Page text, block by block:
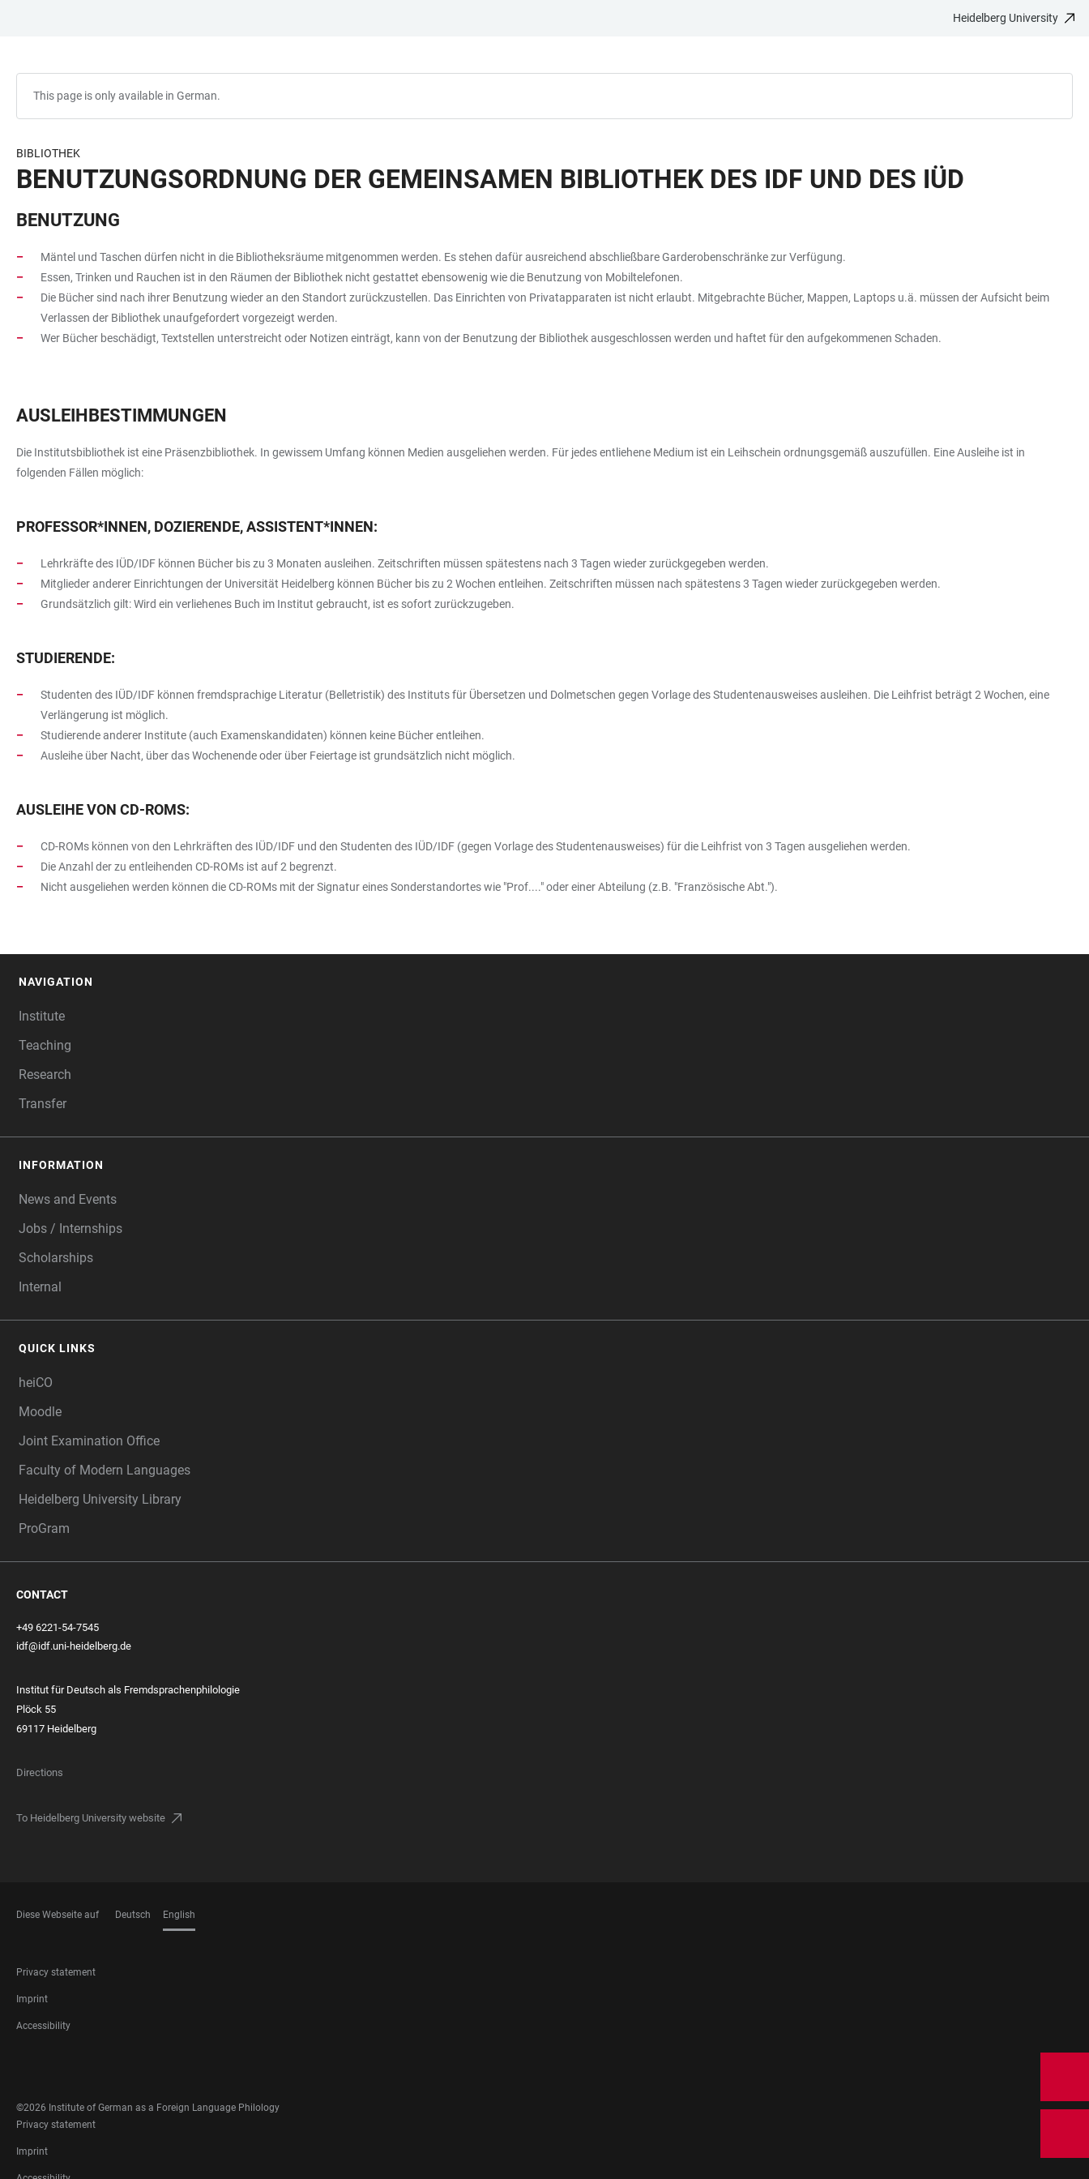
Heidelberg University
This page is only available in German.
BIBLIOTHEK
BENUTZUNGSORDNUNG DER GEMEINSAMEN BIBLIOTHEK DES IDF UND DES IÜD
BENUTZUNG
Mäntel und Taschen dürfen nicht in die Bibliotheksräume mitgenommen werden. Es stehen dafür ausreichend abschließbare Garderobenschränke zur Verfügung.
Essen, Trinken und Rauchen ist in den Räumen der Bibliothek nicht gestattet ebensowenig wie die Benutzung von Mobiltelefonen.
Die Bücher sind nach ihrer Benutzung wieder an den Standort zurückzustellen. Das Einrichten von Privatapparaten ist nicht erlaubt. Mitgebrachte Bücher, Mappen, Laptops u.ä. müssen der Aufsicht beim
Verlassen der Bibliothek unaufgefordert vorgezeigt werden.
Wer Bücher beschädigt, Textstellen unterstreicht oder Notizen einträgt, kann von der Benutzung der Bibliothek ausgeschlossen werden und haftet für den aufgekommenen Schaden.
AUSLEIHBESTIMMUNGEN
Die Institutsbibliothek ist eine Präsenzbibliothek. In gewissem Umfang können Medien ausgeliehen werden. Für jedes entliehene Medium ist ein Leihschein ordnungsgemäß auszufüllen. Eine Ausleihe ist in
folgenden Fällen möglich:
PROFESSOR*INNEN, DOZIERENDE, ASSISTENT*INNEN:
Lehrkräfte des IÜD/IDF können Bücher bis zu 3 Monaten ausleihen. Zeitschriften müssen spätestens nach 3 Tagen wieder zurückgegeben werden.
Mitglieder anderer Einrichtungen der Universität Heidelberg können Bücher bis zu 2 Wochen entleihen. Zeitschriften müssen nach spätestens 3 Tagen wieder zurückgegeben werden.
Grundsätzlich gilt: Wird ein verliehenes Buch im Institut gebraucht, ist es sofort zurückzugeben.
STUDIERENDE:
Studenten des IÜD/IDF können fremdsprachige Literatur (Belletristik) des Instituts für Übersetzen und Dolmetschen gegen Vorlage des Studentenausweises ausleihen. Die Leihfrist beträgt 2 Wochen, eine
Verlängerung ist möglich.
Studierende anderer Institute (auch Examenskandidaten) können keine Bücher entleihen.
Ausleihe über Nacht, über das Wochenende oder über Feiertage ist grundsätzlich nicht möglich.
AUSLEIHE VON CD-ROMS:
CD-ROMs können von den Lehrkräften des IÜD/IDF und den Studenten des IÜD/IDF (gegen Vorlage des Studentenausweises) für die Leihfrist von 3 Tagen ausgeliehen werden.
Die Anzahl der zu entleihenden CD-ROMs ist auf 2 begrenzt.
Nicht ausgeliehen werden können die CD-ROMs mit der Signatur eines Sonderstandortes wie "Prof...." oder einer Abteilung (z.B. "Französische Abt.").
NAVIGATION
Institute
Teaching
Research
Transfer
INFORMATION
News and Events
Jobs / Internships
Scholarships
Internal
QUICK LINKS
heiCO
Moodle
Joint Examination Office
Faculty of Modern Languages
Heidelberg University Library
ProGram
CONTACT
+49 6221-54-7545
idf@idf.uni-heidelberg.de
Institut für Deutsch als Fremdsprachenphilologie
Plöck 55
69117 Heidelberg
Directions
To Heidelberg University website
Diese Webseite auf Deutsch English
FOOTER
LEGAL
Privacy statement
Imprint
Accessibility
MEDIA
©2026 Institute of German as a Foreign Language Philology
FOOTER
LEGAL
Privacy statement
Imprint